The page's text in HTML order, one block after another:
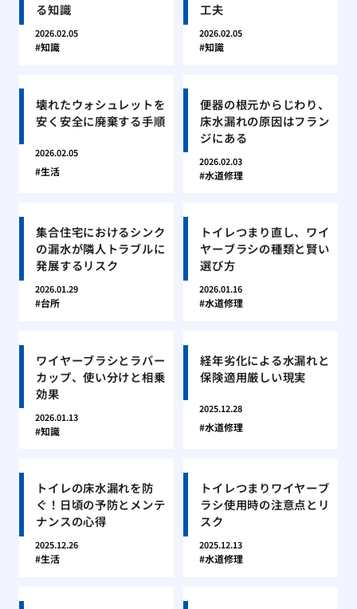
る知識
2026.02.05
知識
工夫
2026.02.05
知識
壊れたウォシュレットを
安く安全に廃棄する手順
2026.02.05
生活
便器の根元からじわり、
床水漏れの原因はフラン
ジにある
2026.02.03
水道修理
集合住宅におけるシンク
の漏水が隣人トラブルに
発展するリスク
2026.01.29
台所
トイレつまり直し、ワイ
ヤーブラシの種類と賢い
選び方
2026.01.16
水道修理
ワイヤーブラシとラバー
カップ、使い分けと相乗
効果
2026.01.13
知識
経年劣化による水漏れと
保険適用厳しい現実
2025.12.28
水道修理
トイレの床水漏れを防
ぐ！日頃の予防とメンテ
ナンスの心得
2025.12.26
生活
トイレつまりワイヤーブ
ラシ使用時の注意点とリ
スク
2025.12.13
水道修理